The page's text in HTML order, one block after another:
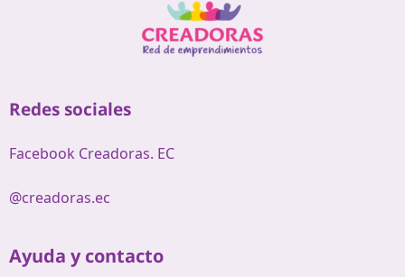
Redes sociales
Facebook Creadoras. EC
@creadoras.ec
Ayuda y contacto